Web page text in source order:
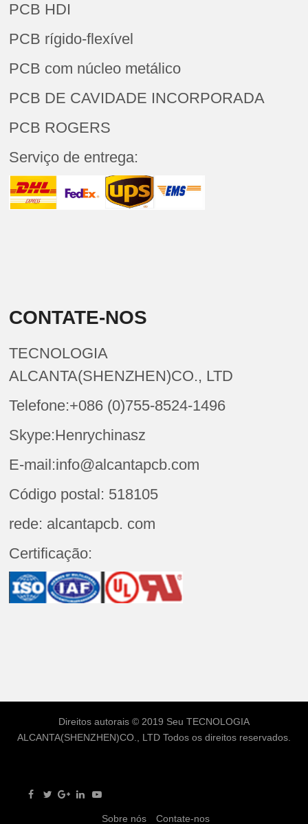
PCB HDI
PCB rígido-flexível
PCB com núcleo metálico
PCB DE CAVIDADE INCORPORADA
PCB ROGERS
Serviço de entrega:
CONTATE-NOS
TECNOLOGIA
ALCANTA(SHENZHEN)CO., LTD
Telefone:+086 (0)755-8524-1496
Skype:Henrychinasz
E-mail:info@alcantapcb.com
Código postal: 518105
rede: alcantapcb. com
Certificação:
Direitos autorais © 2019 Seu TECNOLOGIA
ALCANTA(SHENZHEN)CO., LTDTodos os direitos reservados.
Sobre nós Contate-nos